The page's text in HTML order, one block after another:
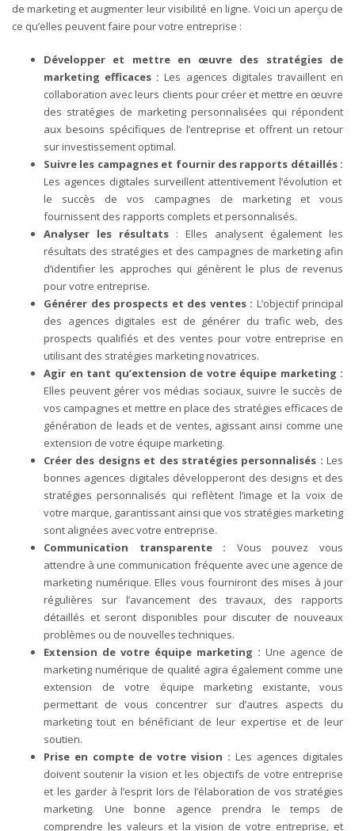
de marketing et augmenter leur visibilité en ligne. Voici un aperçu de
ce qu’elles peuvent faire pour votre entreprise :
Développer et mettre en œuvre des stratégies de
marketing efficaces : Les agences digitales travaillent en
collaboration avec leurs clients pour créer et mettre en œuvre
des stratégies de marketing personnalisées qui répondent
aux besoins spécifiques de l’entreprise et offrent un retour
sur investissement optimal.
Suivre les campagnes et fournir des rapports détaillés :
Les agences digitales surveillent attentivement l’évolution et
le succès de vos campagnes de marketing et vous
fournissent des rapports complets et personnalisés.
Analyser les résultats : Elles analysent également les
résultats des stratégies et des campagnes de marketing afin
d’identifier les approches qui génèrent le plus de revenus
pour votre entreprise.
Générer des prospects et des ventes : L’objectif principal
des agences digitales est de générer du trafic web, des
prospects qualifiés et des ventes pour votre entreprise en
utilisant des stratégies marketing novatrices.
Agir en tant qu’extension de votre équipe marketing :
Elles peuvent gérer vos médias sociaux, suivre le succès de
vos campagnes et mettre en place des stratégies efficaces de
génération de leads et de ventes, agissant ainsi comme une
extension de votre équipe marketing.
Créer des designs et des stratégies personnalisés : Les
bonnes agences digitales développeront des designs et des
stratégies personnalisés qui reflètent l’image et la voix de
votre marque, garantissant ainsi que vos stratégies marketing
sont alignées avec votre entreprise.
Communication transparente : Vous pouvez vous
attendre à une communication fréquente avec une agence de
marketing numérique. Elles vous fourniront des mises à jour
régulières sur l’avancement des travaux, des rapports
détaillés et seront disponibles pour discuter de nouveaux
problèmes ou de nouvelles techniques.
Extension de votre équipe marketing : Une agence de
marketing numérique de qualité agira également comme une
extension de votre équipe marketing existante, vous
permettant de vous concentrer sur d’autres aspects du
marketing tout en bénéficiant de leur expertise et de leur
soutien.
Prise en compte de votre vision : Les agences digitales
doivent soutenir la vision et les objectifs de votre entreprise
et les garder à l’esprit lors de l’élaboration de vos stratégies
marketing. Une bonne agence prendra le temps de
comprendre les valeurs et la vision de votre entreprise, et